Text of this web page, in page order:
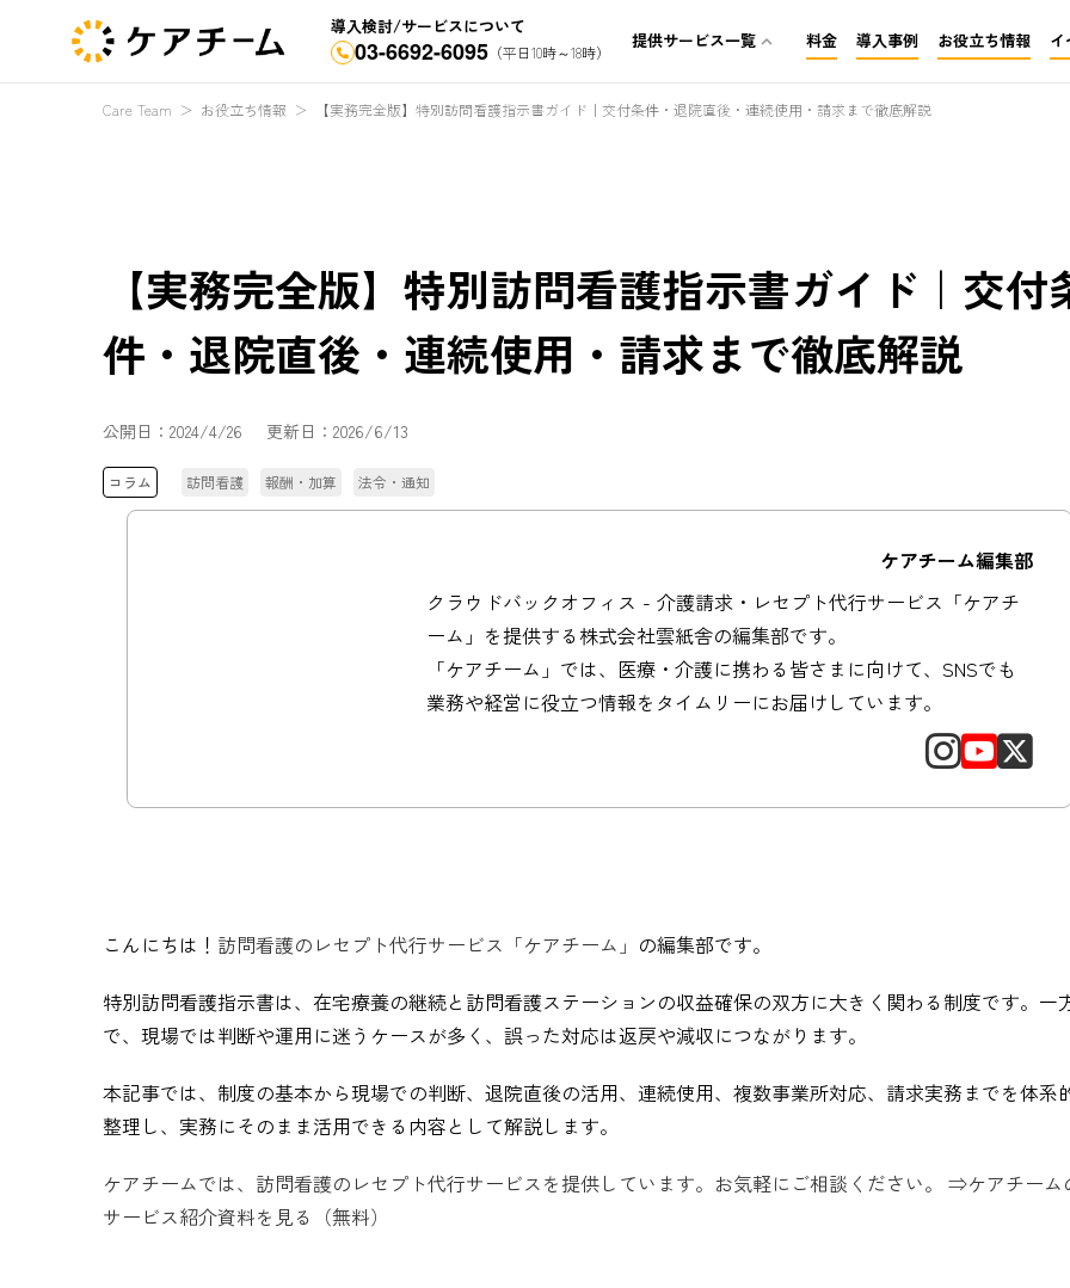
導入検討/サービスについて
03-6692-6095 （平日10時～18時） 提供サービス一覧 expand_less
介護保険レセプト代行
訪問看護レセプト代行
料金 導入事例 お役立ち情報
Care Team ＞ お役立ち情報 ＞ 【実務完全版】特別訪問看護指示書ガイド｜交付条件・退院直後・連続使用・請求まで徹底解説
【実務完全版】特別訪問看護指示書ガイド｜交付
件・退院直後・連続使用・請求まで徹底解説
公開日： 2024/4/26 更新日： 2026/6/13
コラム 訪問看護 報酬・加算 法令・通知
ケアチーム編集部
クラウドバックオフィス - 介護請求・レセプト代行サービス「ケアチ
ーム」を提供する株式会社雲紙舎の編集部です。
「ケアチーム」では、医療・介護に携わる皆さまに向けて、SNSでも
業務や経営に役立つ情報をタイムリーにお届けしています。
こんにちは！ 訪問看護のレセプト代行サービス「ケアチーム」 の編集部です。
特別訪問看護指示書は、在宅療養の継続と訪問看護ステーションの収益確保の双方に大きく関わる制度です。一
で、現場では判断や運用に迷うケースが多く、誤った対応は返戻や減収につながります。
本記事では、制度の基本から現場での判断、退院直後の活用、連続使用、複数事業所対応、請求実務までを体系
整理し、実務にそのまま活用できる内容として解説します。
ケアチームでは、訪問看護のレセプト代行サービスを提供しています。お気軽にご相談ください。 ⇒ケアチーム
サービス紹介資料を見る（無料）